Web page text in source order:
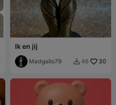
Ik en jij
Madgallo79  46 30